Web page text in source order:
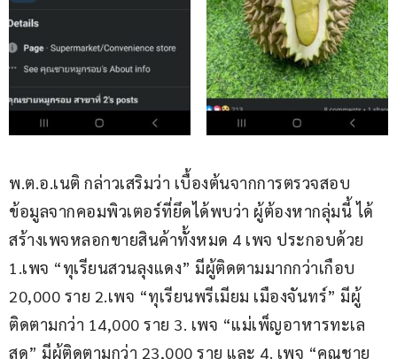
พ.ต.อ.เนติ กล่าวเสริมว่า เบื้องต้นจากการตรวจสอบ
ข้อมูลจากคอมพิวเตอร์ที่ยึดได้พบว่า ผู้ต้องหากลุ่มนี้ ได้
สร้างเพจหลอกขายสินค้าทั้งหมด 4 เพจ ประกอบด้วย
1.เพจ “ทุเรียนสวนลุงแดง” มีผู้ติดตามมากกว่าเกือบ
20,000 ราย 2.เพจ “ทุเรียนพรีเมียม เมืองจันทร์” มีผู้
ติดตามกว่า 14,000 ราย 3. เพจ “แม่เพ็ญอาหารทะเล
สด” มีผู้ติดตามกว่า 23,000 ราย และ 4. เพจ “คุณชาย